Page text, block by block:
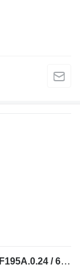
Mercedes-Benz Arocs 2636 6x4 / Fassi F195A.0.24 / 660 MTH / remote control / r